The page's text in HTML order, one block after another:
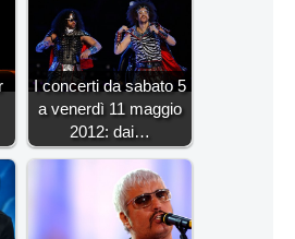
I concerti da sabato 5
a venerdì 11 maggio
2012: dai…